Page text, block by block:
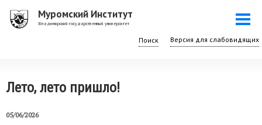
Перейти
Муромский Институт
Владимирский государственный университет
Поиск
Лето, лето пришло!
05/06/2026